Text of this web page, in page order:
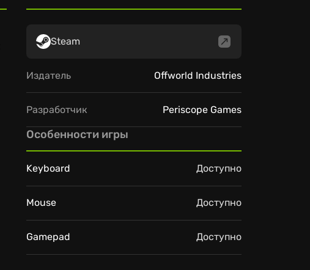
Steam
Издатель Offworld Industries
Разработчик Periscope Games
Особенности игры
Keyboard Доступно
Mouse Доступно
Gamepad Доступно